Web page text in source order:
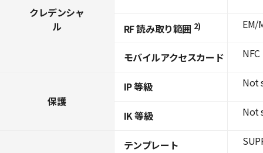
クレデンシャ
ル
RF 読み取り範囲 2)
モバイルアクセスカード
保護
IP 等級
IK 等級
テンプレート
EM/
NFC
Not
Not